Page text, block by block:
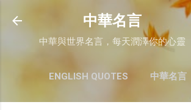
跳至主要內容
中華名言
中華與世界名言，每天潤澤你的心靈
ENGLISH QUOTES 中華名言